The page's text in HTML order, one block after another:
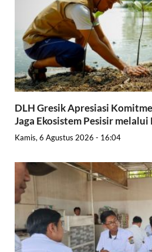
DLH Gresik Apresiasi
Jaga Ekosistem Pesisir
Kamis, 6 Agustus 2026 - 16:04